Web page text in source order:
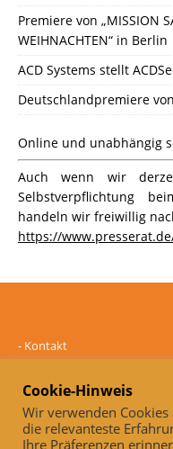
Premiere von „MISSION
WEIHNACHTEN“ in Berlin
ACD Systems stellt
Deutschlandpremiere
Online und unabhängig
Auch wenn wir
Selbstverpflichtung
handeln wir freiwillig
https://
- Kontakt
Datenschutz
-Impressum
Online und unabhängig seit
Cookie-Hinweis
Wir verwenden
die relevanteste
Ihre Präferenzen